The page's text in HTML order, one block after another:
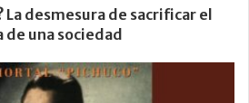
desmesura de sacrificar el
de una sociedad